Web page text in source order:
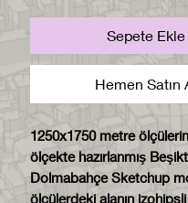
Fiyat
Sepete Ekle
Hemen Satın
1250x1750 metre
ölçekte hazırlanmış
Dolmabahçe Sketchup
ölçülerdeki alanın